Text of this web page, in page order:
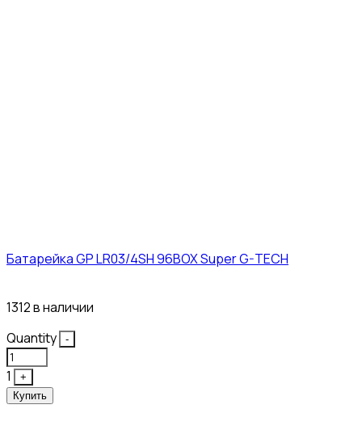
Батарейка GP LR03/4SH 96BOX Super G-TECH
1312 в наличии
Quantity
-
1
+
Купить